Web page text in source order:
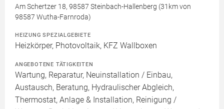
Am Schertzer 18, 98587 Steinbach-Hallenberg (31km von
98587 Wutha-Farnroda)
HEIZUNG SPEZIALGEBIETE
Heizkörper, Photovoltaik, KFZ Wallboxen
ANGEBOTENE TÄTIGKEITEN
Wartung, Reparatur, Neuinstallation / Einbau,
Austausch, Beratung, Hydraulischer Abgleich,
Thermostat, Anlage & Installation, Reinigung /